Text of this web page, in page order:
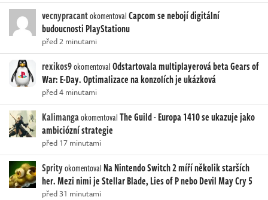
vecnypracantokomentovalCapcom se nebojí digitální
budoucnosti PlayStationu
před 2 minutami
rexikos9okomentovalOdstartovala multiplayerová beta Gears of
War: E-Day. Optimalizace na konzolích je ukázková
před 4 minutami
KalimangaokomentovalThe Guild - Europa 1410 se ukazuje jako
ambiciózní strategie
před 17 minutami
Sprityokomentoval Na Nintendo Switch 2 míří několik starších
her. Mezi nimi je Stellar Blade, Lies of P nebo Devil May Cry 5
před 31 minutami